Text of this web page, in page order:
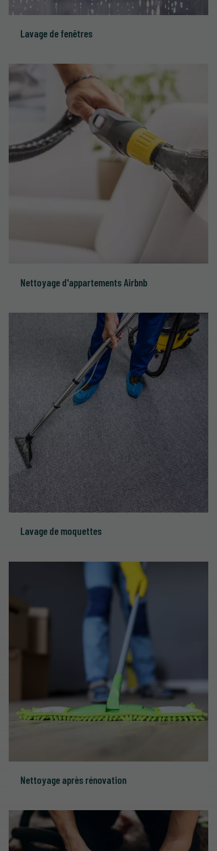
Lavage de fenêtres
Nettoyage d'appartements Airbnb
Lavage de moquettes
Nettoyage après rénovation